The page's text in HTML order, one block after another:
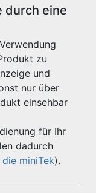
durch eine
zu
und
nur über
einsehbar
für Ihr
dadurch
miniTek).